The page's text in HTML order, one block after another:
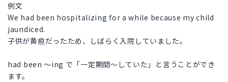
例文
We had been hospitalizing for a while because my child
jaundiced.
子供が黄疸だったため、しばらく入院していました。
had been 〜ing で「一定期間〜していた」と言うことができ
ます。